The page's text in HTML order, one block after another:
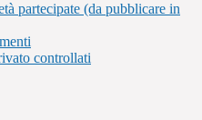
partecipate (da pubblicare in
controllati